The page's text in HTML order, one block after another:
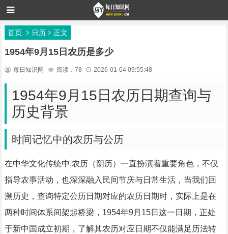
首页 日历 正文
1954年9月15日农历是多少
每日知识网 阅读：78 2026-01-04 09:55:48
1954年9月15日农历日期查询与
历史背景
时间记忆中的农历与公历
在中华文化传统中,农历（阴历）一直扮演着重要角色，不仅
指导农事活动，也深深融入民间节庆与日常生活，当我们回
溯历史，查询特定公历日期对应的农历日期时，实际上是在
两种时间体系间架起桥梁，1954年9月15日这一日期，正处
于新中国成立初期，了解其农历对应日期不仅能满足历法转